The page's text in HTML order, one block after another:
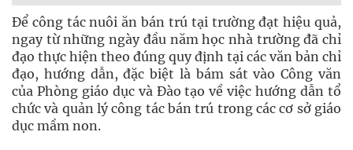
Để công tác nuôi ăn bán trú tại trường đạt hiệu quả,
ngay từ những ngày đầu năm học nhà trường đã chỉ
đạo thực hiện theo đúng quy định tại các văn bản chỉ
đạo, hướng dẫn, đặc biệt là bám sát vào Công văn
của Phòng giáo dục và Đào tạo về việc hướng dẫn tổ
chức và quản lý công tác bán trú trong các cơ sở giáo
dục mầm non.